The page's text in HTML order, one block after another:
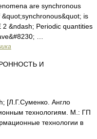
are synchronous
is
&ndash; Periodic quantities
…
И
[Л.Г.Суменко. Англо
технологиям. М.: ГП
технологии в